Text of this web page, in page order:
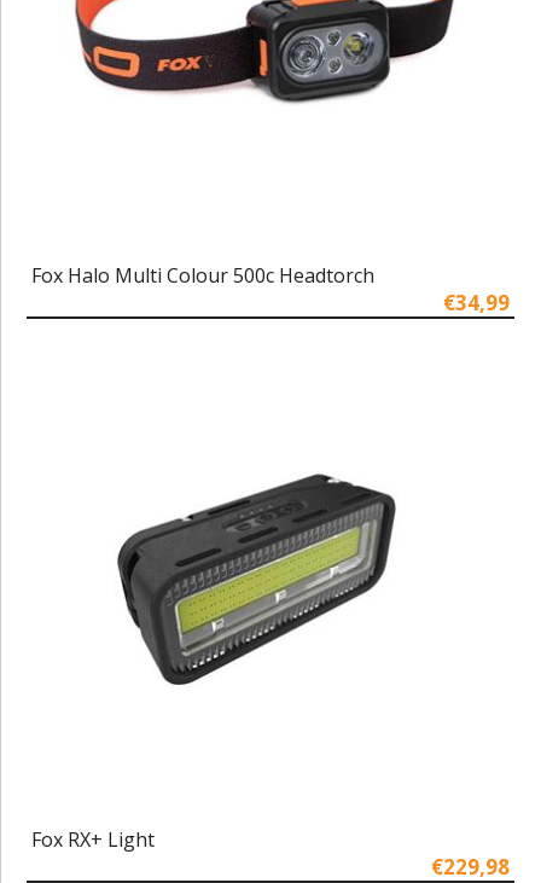
Fox Halo Multi Colour 500c Headtorch
€34,99
Fox RX+ Light
€229,98